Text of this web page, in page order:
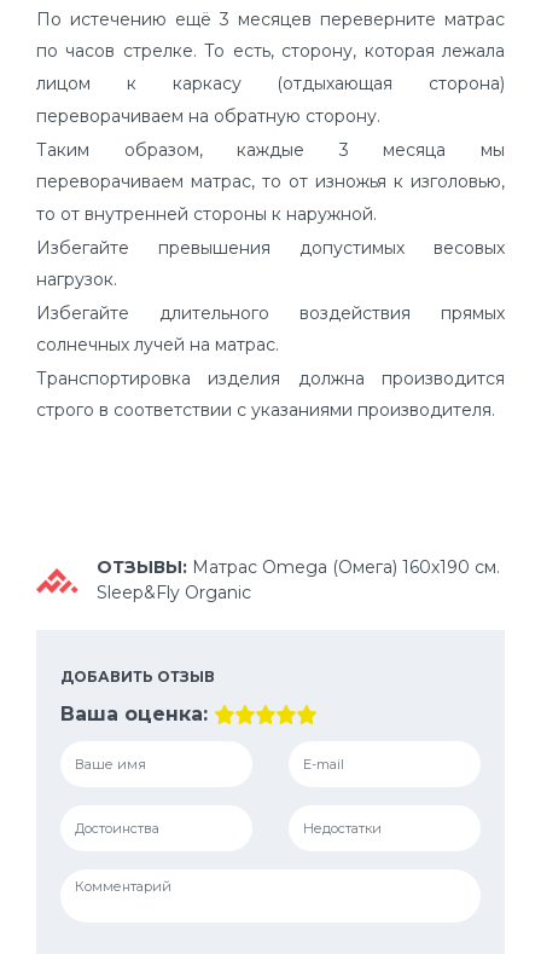
По истечению ещё 3 месяцев переверните матрас
по часов стрелке. То есть, сторону, которая лежала
лицом к каркасу (отдыхающая сторона)
переворачиваем на обратную сторону.
Таким образом, каждые 3 месяца мы
переворачиваем матрас, то от изножья к изголовью,
то от внутренней стороны к наружной.
Избегайте превышения допустимых весовых
нагрузок.
Избегайте длительного воздействия прямых
солнечных лучей на матрас.
Транспортировка изделия должна производится
строго в соответствии с указаниями производителя.
ОТЗЫВЫ: Матрас Omega (Омега) 160х190 см.
Sleep&Fly Organic
ДОБАВИТЬ ОТЗЫВ
Ваша оценка: